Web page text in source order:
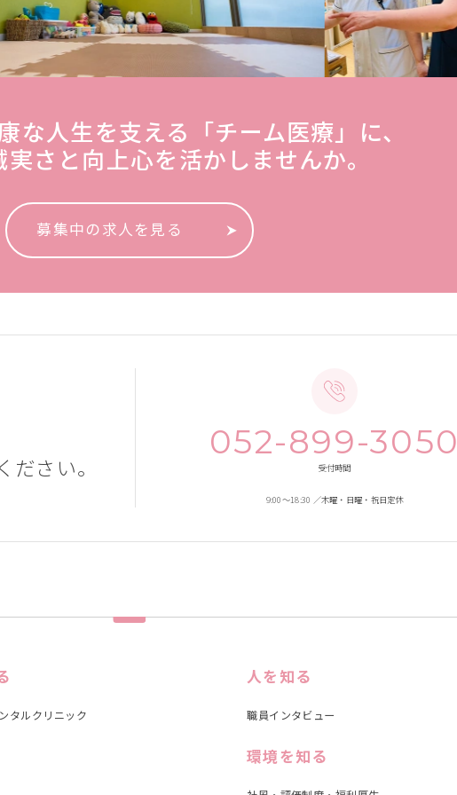
な人生を支える 「チーム医療」に、
さと向上心を活かしませんか。
募集中の求人を見る
ださい。
052-899-3050
受付時間
9:00～18:30 ／木曜・日曜・祝日定休
タルクリニック
人を知る
職員インタビュー
環境を知る